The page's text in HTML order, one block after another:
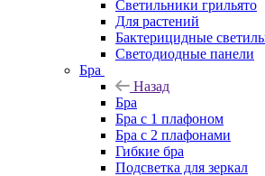
Светильники грильято
Для растений
Бактерицидные
Светодиодные панели
Бра
Назад
Бра
Бра с 1 плафоном
Бра с 2 плафонами
Гибкие бра
Подсветка для зеркал